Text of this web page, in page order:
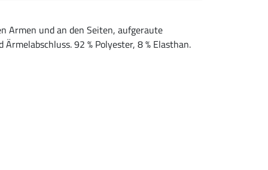
Armen und an den Seiten, aufgeraute
92 % Polyester, 8 % Elasthan.